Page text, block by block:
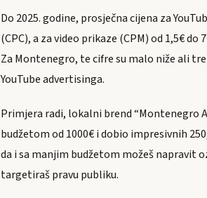
Do 2025. godine, prosječna cijena za
(CPC), a za video prikaze (CPM) od 1,5€
Za Montenegro, te cifre su malo niže ali
YouTube advertisinga.
Primjera radi, lokalni brend “Montenegro
budžetom od 1000€ i dobio impresivnih
da i sa manjim budžetom možeš napravit
targetiraš pravu publiku.